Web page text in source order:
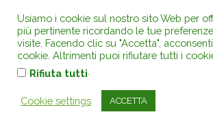
necessaria ai fini dell’impugnazione
gara poiché nel processo amministrativo
legittimazione al ricorso (o titolo) deve
correlata ad una situazione differenziata
meritevole di tutela, in modo certo; la
è garantita appunto dalla partecipazione
procedura oggetto di contestazione.
Usiamo i cookie sul nostro sito Web per
più pertinente ricordando le tue
visite. Facendo clic su "Accetta",
cookie. Altrimenti puoi rifiutare tutti i
Rifiuta tutti
Cookie settings ACCETTA